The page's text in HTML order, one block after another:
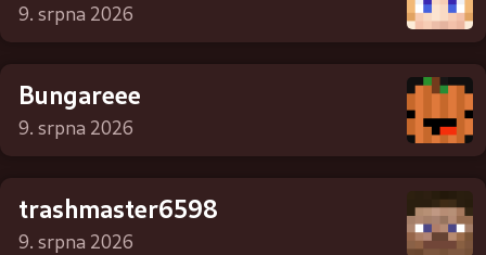
9. srpna 2026
Bungareee
9. srpna 2026
trashmaster6598
9. srpna 2026